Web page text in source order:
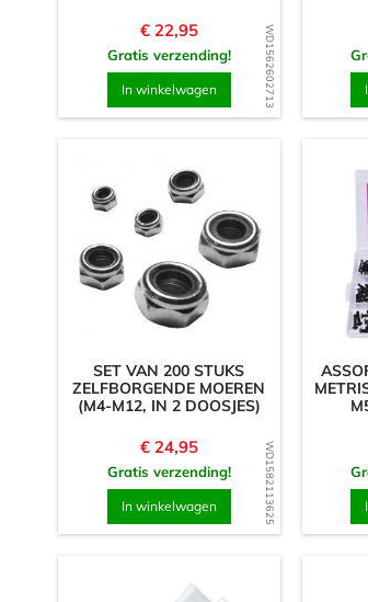
WD1562602713
Prijs
€ 22,95
Gratis verzending!
In winkelwagen
WD1582113625
SET VAN 200 STUKS
ZELFBORGENDE MOEREN
(M4-M12, IN 2 DOOSJES)
Prijs
€ 24,95
Gratis verzending!
In winkelwagen